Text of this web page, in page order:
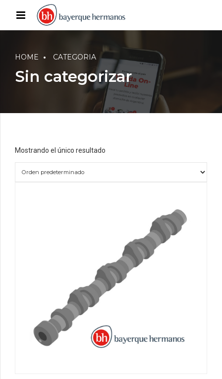
HOME CATEGORIA
Sin categorizar
Mostrando el único resultado